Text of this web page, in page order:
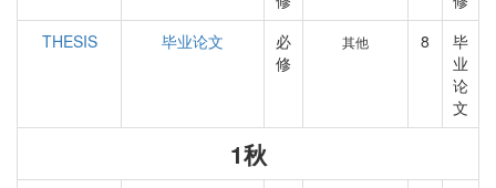
THESIS
毕业论文
必
修
其他 8
毕
业
论
文
1秋